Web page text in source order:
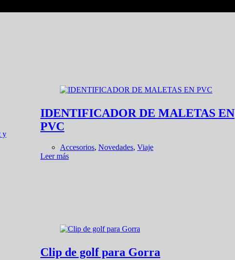
y
IDENTIFICADOR DE MALETAS EN
PVC
Accesorios, Novedades, Viaje
Leer más
Clip de golf para Gorra